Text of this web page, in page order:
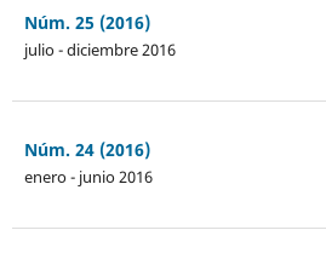
Núm. 25 (2016)
julio - diciembre 2016
Núm. 24 (2016)
enero - junio 2016